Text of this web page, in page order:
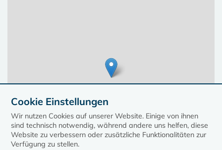
Cookie Einstellungen
Wir nutzen Cookies auf unserer Website. Einige von ihnen
sind technisch notwendig, während andere uns helfen, diese
Website zu verbessern oder zusätzliche Funktionalitäten zur
Verfügung zu stellen.